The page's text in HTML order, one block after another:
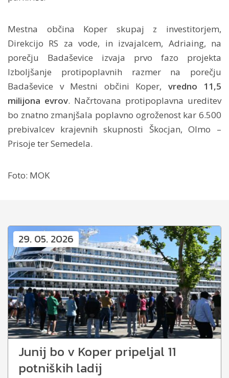
Mestna občina Koper skupaj z investitorjem,
Direkcijo RS za vode, in izvajalcem, Adriaing, na
porečju Badaševice izvaja prvo fazo projekta
Izboljšanje protipoplavnih razmer na porečju
Badaševice v Mestni občini Koper, vredno 11,5
milijona evrov. Načrtovana protipoplavna ureditev
bo znatno zmanjšala poplavno ogroženost kar 6.500
prebivalcev krajevnih skupnosti Škocjan, Olmo –
Prisoje ter Semedela.
Foto: MOK
29. 05. 2026
Junij bo v Koper pripeljal 11
potniških ladij